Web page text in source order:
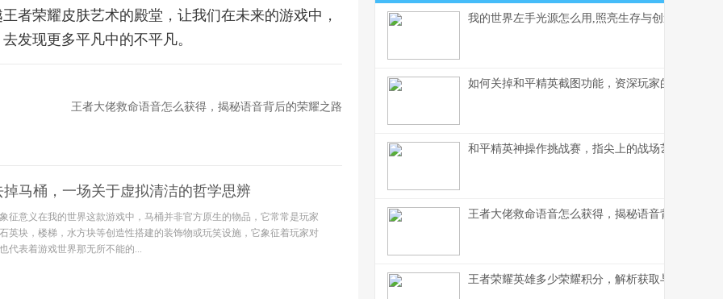
者荣耀皮肤艺术的殿堂，让我们在未来的游戏中，
发现更多平凡中的不平凡。
王者大佬救命语音怎么获得，揭秘语音背后的荣耀之路
马桶，一场关于虚拟清洁的哲学思辨
征意义在我的世界这款游戏中，马桶并非官方原生的物品，它常常是玩家
英块，楼梯，水方块等创造性搭建的装饰物或玩笑设施，它象征着玩家对
代表着游戏世界那无所不能的...
我的世界左手光源怎么用,照亮生存与创造之路
如何关掉和平精英截图功能，资深玩家的操作心得
和平精英神操作挑战赛，指尖上的战场艺术
王者大佬救命语音怎么获得，揭秘语音背后的荣耀
王者荣耀英雄多少荣耀积分，解析获取与使用之道